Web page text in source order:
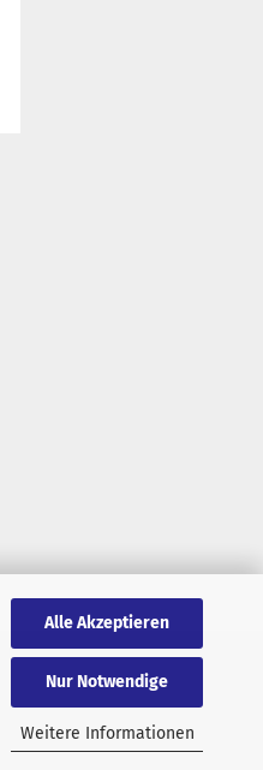
Alle Akzeptieren
Nur Notwendige
Weitere Informationen